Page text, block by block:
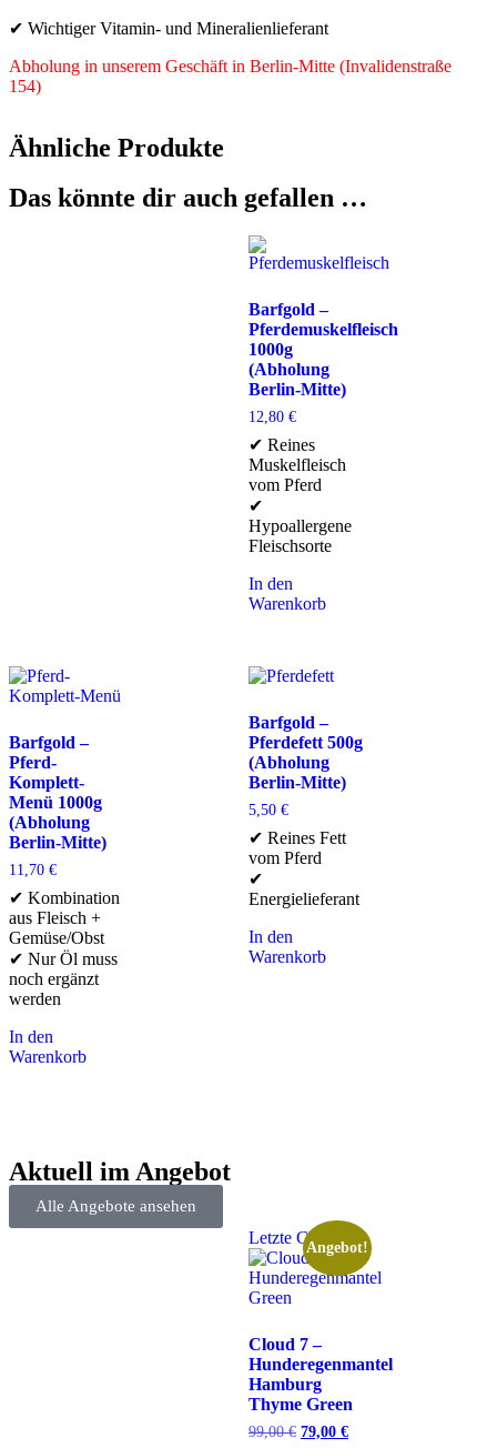
✔ Wichtiger Vitamin- und Mineralienlieferant
Abholung in unserem Geschäft in Berlin-Mitte (Invalidenstraße
154)
Ähnliche Produkte
Das könnte dir auch gefallen …
Barfgold –
Pferdemuskelfleisch
1000g
(Abholung
Berlin-Mitte)
12,80 €
✔ Reines
Muskelfleisch
vom Pferd
✔
Hypoallergene
Fleischsorte
In den
Warenkorb
Barfgold –
Pferd-
Komplett-
Menü 1000g
(Abholung
Berlin-Mitte)
11,70 €
✔ Kombination
aus Fleisch +
Gemüse/Obst
✔ Nur Öl muss
noch ergänzt
werden
In den
Warenkorb
Barfgold –
Pferdefett 500g
(Abholung
Berlin-Mitte)
5,50 €
✔ Reines Fett
vom Pferd
✔
Energielieferant
In den
Warenkorb
Aktuell im Angebot
Alle Angebote ansehen
Letzte Chance
Angebot!
Cloud 7 –
Hunderegenmantel
Hamburg
Thyme Green
99,00€ 79,00 €